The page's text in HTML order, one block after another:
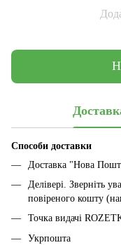
Способи доставки
Доставка "Нова
Делівері. Зверніть
повіреного кошту
Точка видачі
Укрпошта